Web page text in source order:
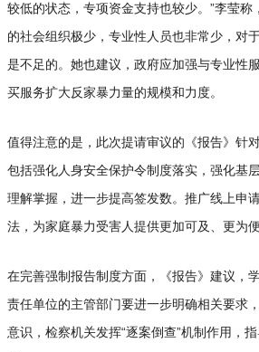
较低的状态，专项资金支持也较少。”李莹
的社会组织极少，专业性人员也非常少，对
是不足的。她也建议，政府应加强与专业性
买服务扩大反家暴力量的规模和力度。
值得注意的是，此次提请审议的《报告》针
包括强化人身安全保护令制度落实，强化基
理解掌握，进一步提高签发数。推广线上申
法，为家庭暴力受害人提供更加可及、更为便
在完善强制报告制度方面，《报告》建议，
责任单位的主管部门要进一步明确相关要求
意识，检察机关发挥“逐案倒查”机制作用，